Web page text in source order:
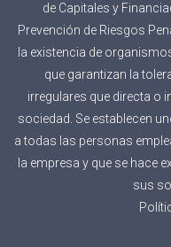
de Capitales y
Prevención de Riesgos
la existencia de
que garantizan la
irregulares que directa o
sociedad. Se establecen
a todas las personas
la empresa y que se hace
sus